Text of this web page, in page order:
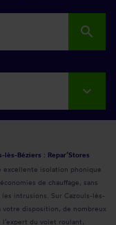
search
Béziers : Repar’Stores
excellente isolation phonique
de chauffage, sans
intrusions. Sur Cazouls-lès-
votre disposition, de nombreux
l’expert du volet roulant,